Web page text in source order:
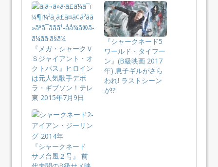
『メガ・シャークＶ
Ｓジャイアント・オ
クトパス』ヒロイン
は元人気歌手デボ
ラ・ギブソン！テレ
東 2015年7月9日
『シャークネード5
ワールド・タイフー
ン』(B級映画 2017
年) 息子ギルがさら
われ! ラストシーン
が!?
『シャークネード
サメ台風２号』 前